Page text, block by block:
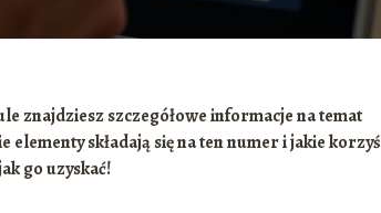
znajdziesz szczegółowe informacje na temat
elementy składają się na ten numer i jakie
go uzyskać!